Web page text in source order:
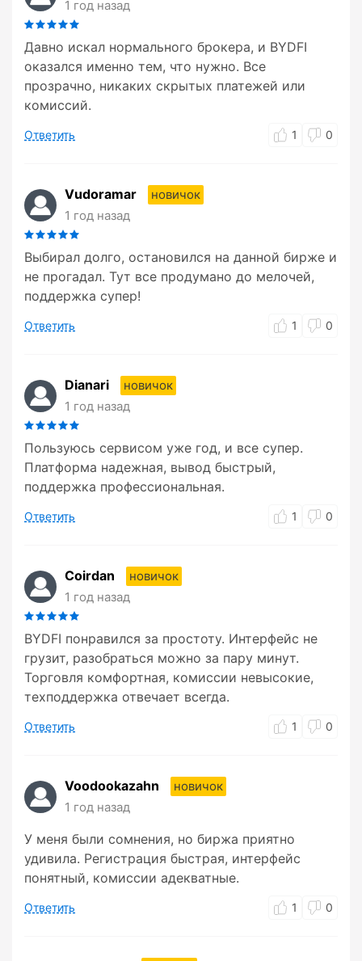
1 год назад
Давно искал нормального брокера, и BYDFI
оказался именно тем, что нужно. Все
прозрачно, никаких скрытых платежей или
комиссий.
Ответить 1 0
Vudoramar
новичок
1 год назад
Выбирал долго, остановился на данной бирже и
не прогадал. Тут все продумано до мелочей,
поддержка супер!
Ответить 1 0
Dianari
новичок
1 год назад
Пользуюсь сервисом уже год, и все супер.
Платформа надежная, вывод быстрый,
поддержка профессиональная.
Ответить 1 0
Coirdan
новичок
1 год назад
BYDFI понравился за простоту. Интерфейс не
грузит, разобраться можно за пару минут.
Торговля комфортная, комиссии невысокие,
техподдержка отвечает всегда.
Ответить 1 0
Voodookazahn
новичок
1 год назад
У меня были сомнения, но биржа приятно
удивила. Регистрация быстрая, интерфейс
понятный, комиссии адекватные.
Ответить 1 0